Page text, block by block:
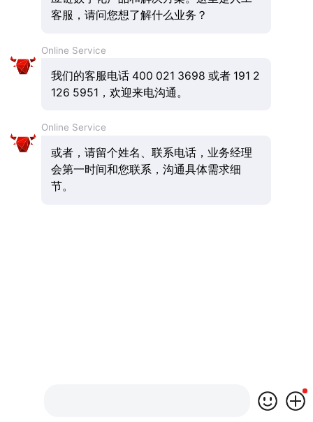
客服，请问您想了解什么业务？
Online Service
我们的客服电话 400 021 3698 或者 191 2
126 5951，欢迎来电沟通。
Online Service
或者，请留个姓名、联系电话，业务经理
会第一时间和您联系，沟通具体需求细
节。